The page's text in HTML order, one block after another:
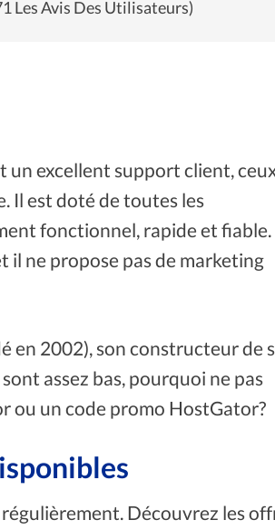
Les Avis Des Utilisateurs)
excellent support client,
Il est doté de toutes les
fonctionnel, rapide et fiable.
il ne propose pas de marketing
en 2002), son constructeur de
assez bas, pourquoi ne pas
ou un code promo HostGator?
Découvrez les